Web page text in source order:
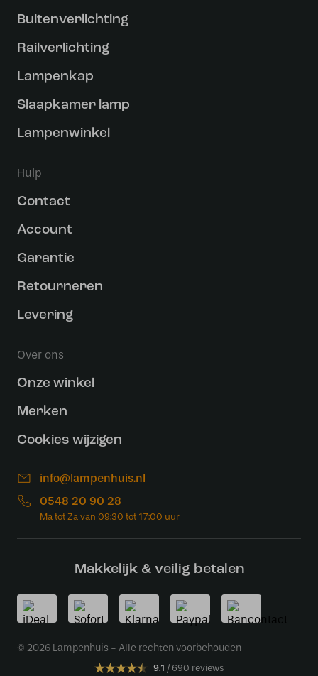
Buitenverlichting
Railverlichting
Lampenkap
Slaapkamer lamp
Lampenwinkel
Hulp
Contact
Account
Garantie
Retourneren
Levering
Over ons
Onze winkel
Merken
Cookies wijzigen
info@lampenhuis.nl
0548 20 90 28
Makkelijk & veilig betalen
© 2026 Lampenhuis - Alle rechten voorbehouden
9.1 690 reviews